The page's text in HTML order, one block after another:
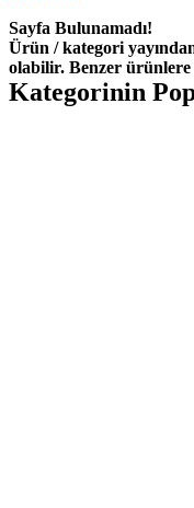
Sayfa Bulunamadı!
Ürün / kategori
olabilir. Benzer
Kategorinin